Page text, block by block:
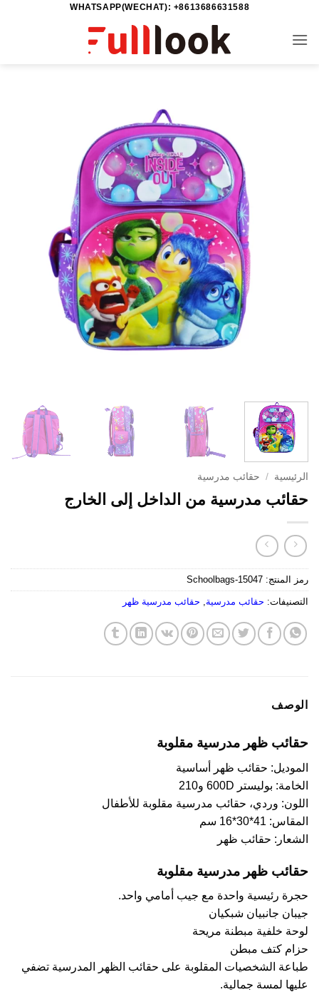
WHATSAPP(WECHAT): +8613686631588
الرئيسية / حقائب مدرسية
حقائب مدرسية من الداخل إلى الخارج
رمز المنتج: Schoolbags-15047
التصنيفات: حقائب مدرسية, حقائب مدرسية ظهر
الوصف
حقائب ظهر مدرسية مقلوبة
الموديل: حقائب ظهر أساسية
الخامة: بوليستر 600D و210
اللون: وردي، حقائب مدرسية مقلوبة للأطفال
المقاس: 41*30*16 سم
الشعار: حقائب ظهر
حقائب ظهر مدرسية مقلوبة
حجرة رئيسية واحدة مع جيب أمامي واحد.
جيبان جانبيان شبكيان
لوحة خلفية مبطنة مريحة
حزام كتف مبطن
طباعة الشخصيات المقلوبة على حقائب الظهر المدرسية تضفي
عليها لمسة جمالية.